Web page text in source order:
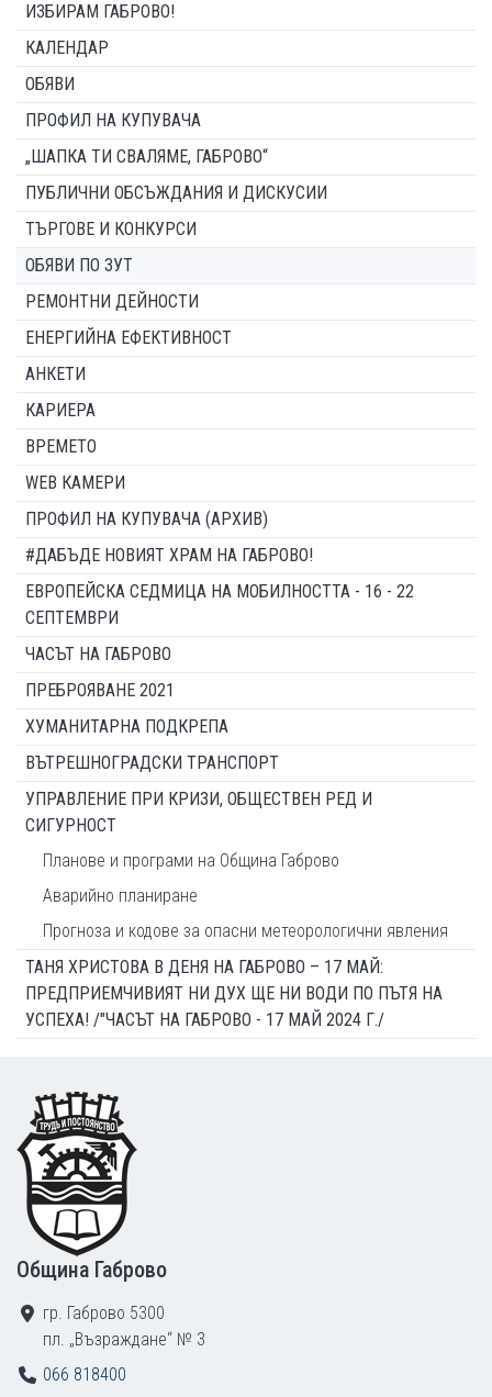
ИЗБИРАМ ГАБРОВО!
КАЛЕНДАР
ОБЯВИ
ПРОФИЛ НА КУПУВАЧА
„ШАПКА ТИ СВАЛЯМЕ, ГАБРОВО“
ПУБЛИЧНИ ОБСЪЖДАНИЯ И ДИСКУСИИ
ТЪРГОВЕ И КОНКУРСИ
ОБЯВИ ПО ЗУТ
РЕМОНТНИ ДЕЙНОСТИ
ЕНЕРГИЙНА ЕФЕКТИВНОСТ
АНКЕТИ
КАРИЕРА
ВРЕМЕТО
WEB КАМЕРИ
ПРОФИЛ НА КУПУВАЧА (АРХИВ)
#ДАБЪДЕ НОВИЯТ ХРАМ НА ГАБРОВО!
ЕВРОПЕЙСКА СЕДМИЦА НА МОБИЛНОСТТА - 16 - 22
СЕПТЕМВРИ
ЧАСЪТ НА ГАБРОВО
ПРЕБРОЯВАНЕ 2021
ХУМАНИТАРНА ПОДКРЕПА
ВЪТРЕШНОГРАДСКИ ТРАНСПОРТ
УПРАВЛЕНИЕ ПРИ КРИЗИ, ОБЩЕСТВЕН РЕД И
СИГУРНОСТ
Планове и програми на Община Габрово
Аварийно планиране
Прогноза и кодове за опасни метеорологични явления
ТАНЯ ХРИСТОВА В ДЕНЯ НА ГАБРОВО – 17 МАЙ:
ПРЕДПРИЕМЧИВИЯТ НИ ДУХ ЩЕ НИ ВОДИ ПО ПЪТЯ НА
УСПЕХА! /"ЧАСЪТ НА ГАБРОВО - 17 МАЙ 2024 Г./
Footer
Община Габрово
гр. Габрово 5300
пл. „Възраждане“ № 3
066 818400